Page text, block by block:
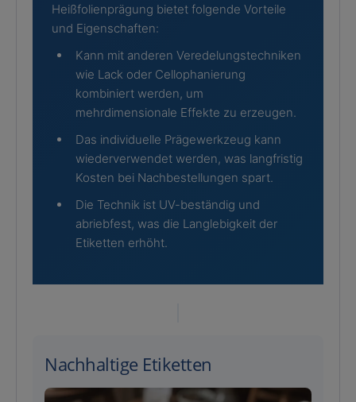
Heißfolienprägung bietet folgende Vorteile
und Eigenschaften:
Kann mit anderen Veredelungstechniken
wie Lack oder Cellophanierung
kombiniert werden, um
mehrdimensionale Effekte zu erzeugen.
Das individuelle Prägewerkzeug kann
wiederverwendet werden, was langfristig
Kosten bei Nachbestellungen spart.
Die Technik ist UV-beständig und
abriebfest, was die Langlebigkeit der
Etiketten erhöht.
Nachhaltige Etiketten